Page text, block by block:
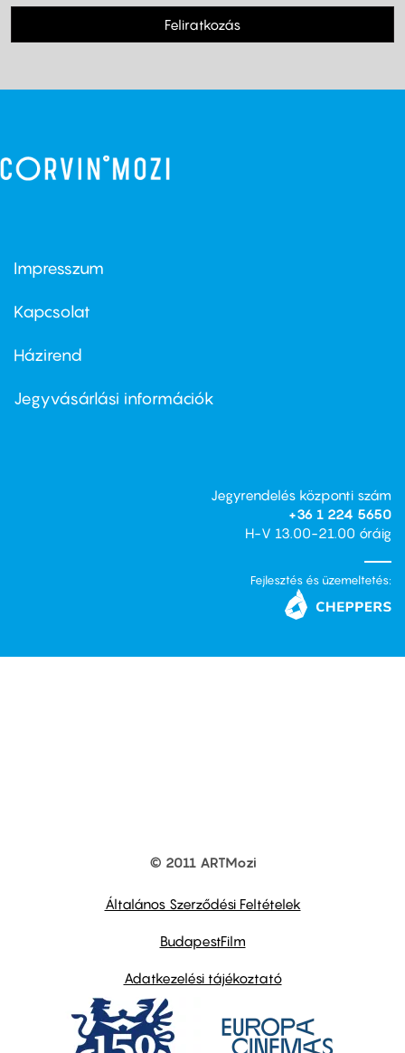
Feliratkozás
Footer
first
Impresszum
Kapcsolat
Footer
second
Házirend
Jegyvásárlási információk
Jegyrendelés központi szám
+36 1 224 5650
H-V 13.00-21.00 óráig
Fejlesztés és üzemeltetés:
© 2011 ARTMozi
Általános Szerződési Feltételek
BudapestFilm
Adatkezelési tájékoztató